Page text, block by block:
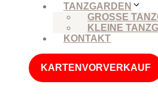
TANZGARDEN
GROSSE
KLEINE
KONTAKT
KARTENVORVERKAUF